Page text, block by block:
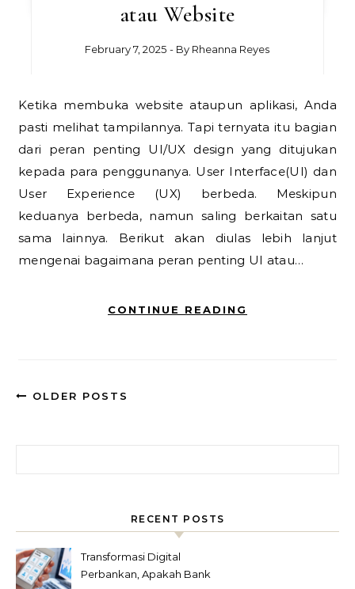
atau Website
February 7, 2025 - By Rheanna Reyes
Ketika membuka website ataupun aplikasi, Anda
pasti melihat tampilannya. Tapi ternyata itu bagian
dari peran penting UI/UX design yang ditujukan
kepada para penggunanya. User Interface(UI) dan
User Experience (UX) berbeda. Meskipun
keduanya berbeda, namun saling berkaitan satu
sama lainnya. Berikut akan diulas lebih lanjut
mengenai bagaimana peran penting UI atau…
CONTINUE READING
OLDER POSTS
RECENT POSTS
Transformasi Digital
Perbankan, Apakah Bank